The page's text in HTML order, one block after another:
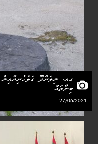
ގއ. ނިލަންދޫ
ބިނާތައް
27/06/2021